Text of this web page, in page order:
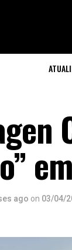
ago on 03/04/